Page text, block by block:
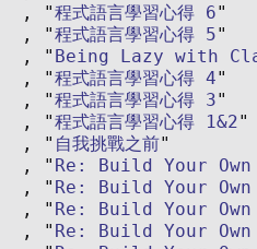
程式語言學習心得 6
程式語言學習心得 5
Being Lazy with
程式語言學習心得 4
程式語言學習心得 3
程式語言學習心得 1&2
自我挑戰之前
Re: Build Your
Re: Build Your
Re: Build Your
Re: Build Your